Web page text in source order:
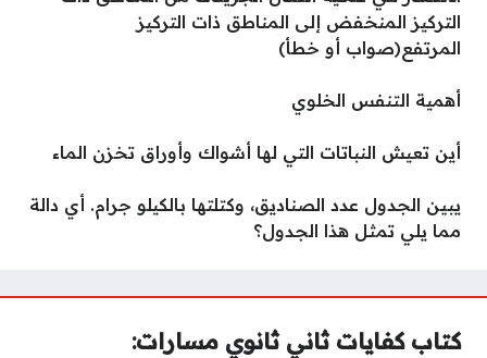
التركيز المنخفض إلى المناطق ذات التركيز
المرتفع(صواب أو خطأ)
أهمية التنفس الخلوي
أين تعيش النباتات التي لها أشواك وأوراق تخزن الماء
يبين الجدول عدد الصناديق، وكتلتها بالكيلو جرام. أي دالة
مما يلي تمثل هذا الجدول؟
كتاب كفايات ثاني ثانوي مسارات: